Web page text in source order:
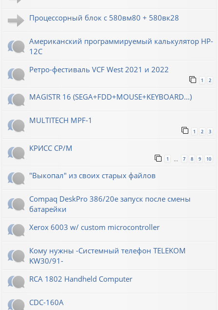
Процессорный блок с 580вм80 + 580вк28
Американский программируемый калькулятор HP-
12C
Ретро-фестиваль VCF West 2021 и 2022
1 2
MAGISTR 16 (SEGA+FDD+MOUSE+KEYBOARD...)
MULTITECH MPF-1
1 2 3
КРИСС CP/M
1 7 8 9 10
"Выкопал" из своих старых файлов
Compaq DeskPro 386/20e запуск после смены
батарейки
Xerox 6003 w/ custom microcontroller
Кому нужны -Системный телефон TELEKOM
KW30/91-
RCA 1802 Handheld Computer
CDC-160A